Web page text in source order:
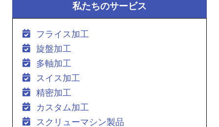
私たちのサービス
フライス加工
旋盤加工
多軸加工
スイス加工
精密加工
カスタム加工
スクリューマシン製品